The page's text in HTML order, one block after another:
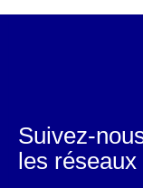
Suivez-
les